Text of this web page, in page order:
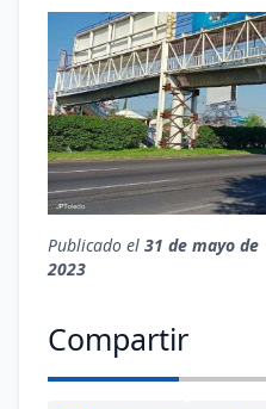
Publicado el 31 de mayo de
2023
Compartir